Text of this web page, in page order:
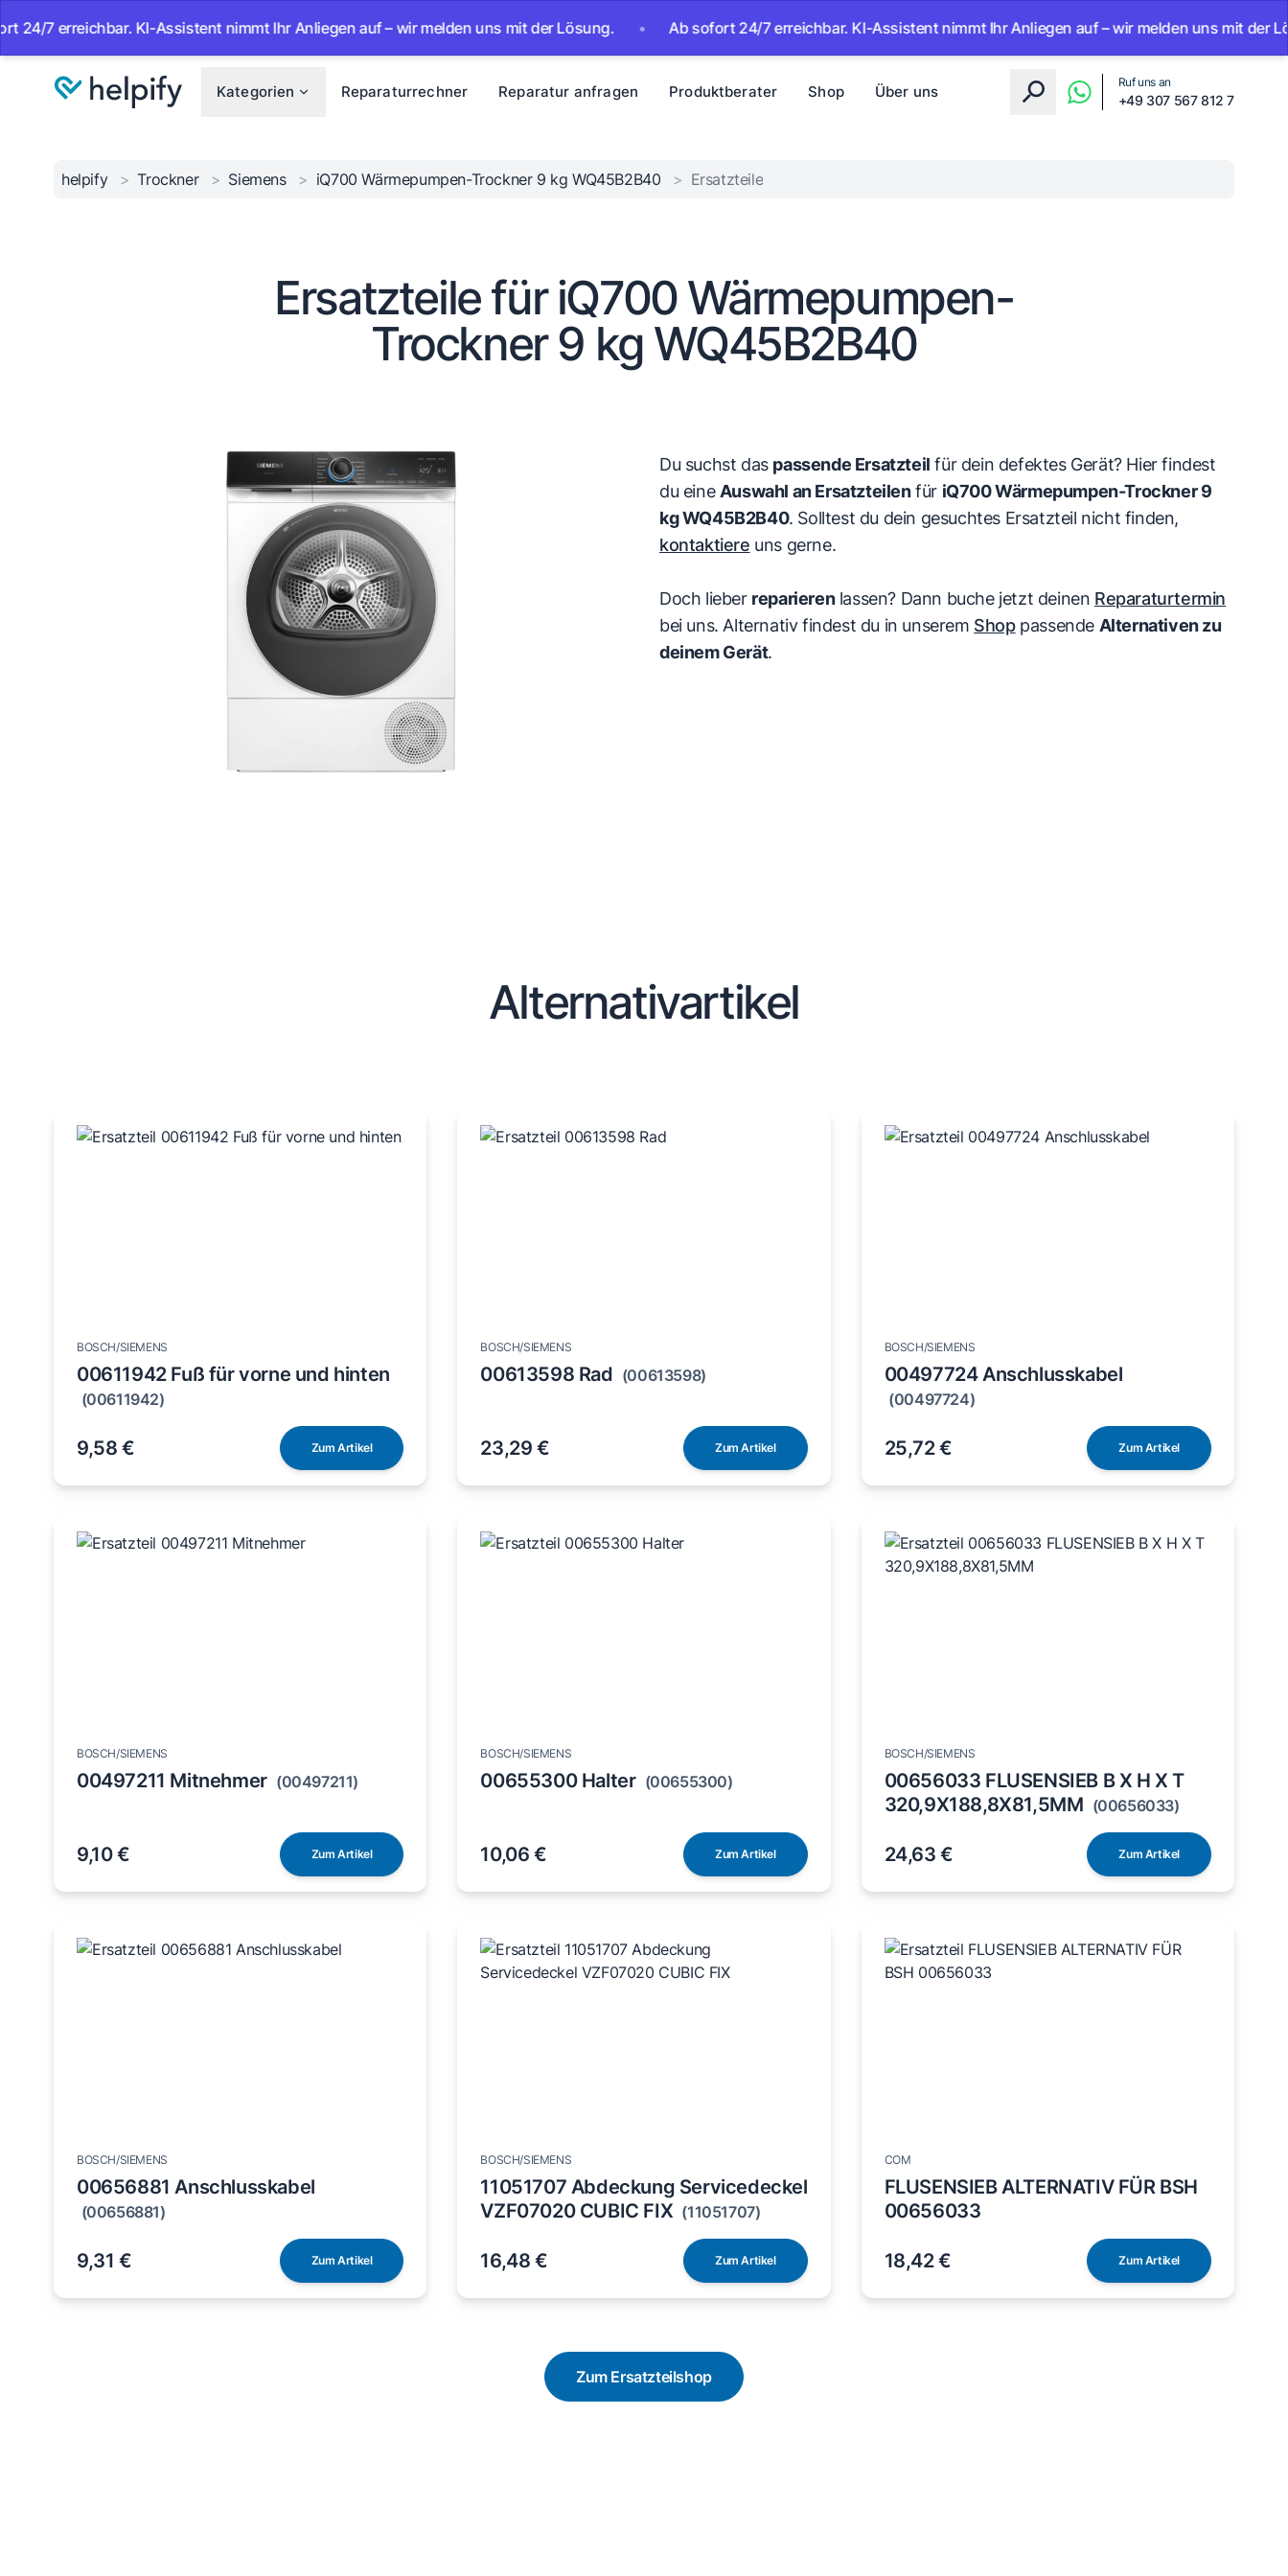
KI-Assistent nimmt Ihr Anliegen auf – wir melden uns mit der Lösung. • Ab sofort 24/7 erreichbar. KI-Assistent nimmt Ihr Anliegen auf – wir melden uns mit der Lösung.
Kategorien Reparaturrechner Reparatur anfragen Produktberater Shop Über uns
Ruf uns an
+49 307 567 812 7
helpify > Trockner > Siemens > iQ700 Wärmepumpen-Trockner 9 kg WQ45B2B40 > Ersatzteile
Ersatzteile für iQ700 Wärmepumpen-
Trockner 9 kg WQ45B2B40
Du suchst das passende Ersatzteil für dein defektes Gerät? Hier findest
du eine Auswahl an Ersatzteilenfür iQ700 Wärmepumpen-Trockner 9
kg WQ45B2B40. Solltest du dein gesuchtes Ersatzteil nicht finden,
kontaktiere uns gerne.
Doch lieber reparierenlassen? Dann buche jetzt deinen Reparaturtermin
bei uns. Alternativ findest du in unserem Shoppassende Alternativen zu
deinem Gerät.
Alternativartikel
BOSCH/SIEMENS
00611942 Fuß für vorne und hinten
(00611942)
9,58 € Zum Artikel
BOSCH/SIEMENS
(00613598)
23,29 € Zum Artikel
BOSCH/SIEMENS
00497724 Anschlusskabel
(00497724)
25,72 € Zum Artikel
BOSCH/SIEMENS
(00497211)
9,10 € Zum Artikel
BOSCH/SIEMENS
(00655300)
10,06 € Zum Artikel
BOSCH/SIEMENS
00656033 FLUSENSIEB B X H X T
(00656033)
24,63 € Zum Artikel
BOSCH/SIEMENS
00656881 Anschlusskabel
(00656881)
9,31 € Zum Artikel
BOSCH/SIEMENS
11051707 Abdeckung Servicedeckel
(11051707)
16,48 € Zum Artikel
COM
FLUSENSIEB ALTERNATIV FÜR BSH
00656033
18,42 € Zum Artikel
Zum Ersatzteilshop